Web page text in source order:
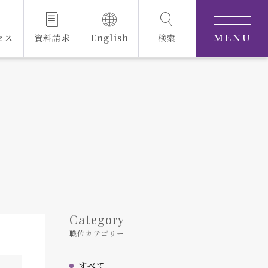
ス 資料請求 English 検索 MENU
Category
職位カテゴリー
すべて